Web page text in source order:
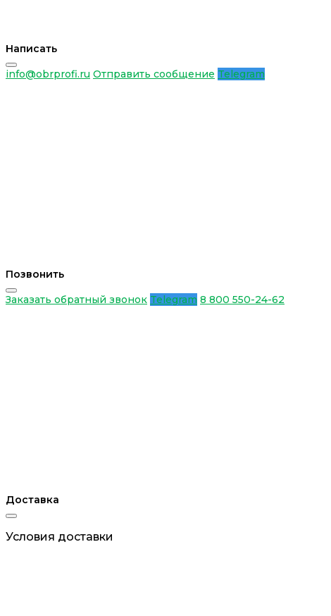
Написать
info@obrprofi.ru Отправить сообщение Telegram
Позвонить
Заказать обратный звонок Telegram 8 800 550-24-62
Доставка
Условия доставки